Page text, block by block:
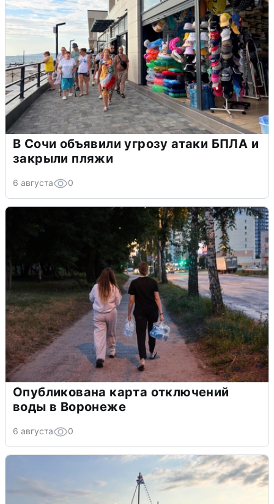
В Сочи объявили угрозу атаки БПЛА и
закрыли пляжи
6 августа 0
Опубликована карта отключений
воды в Воронеже
6 августа 0